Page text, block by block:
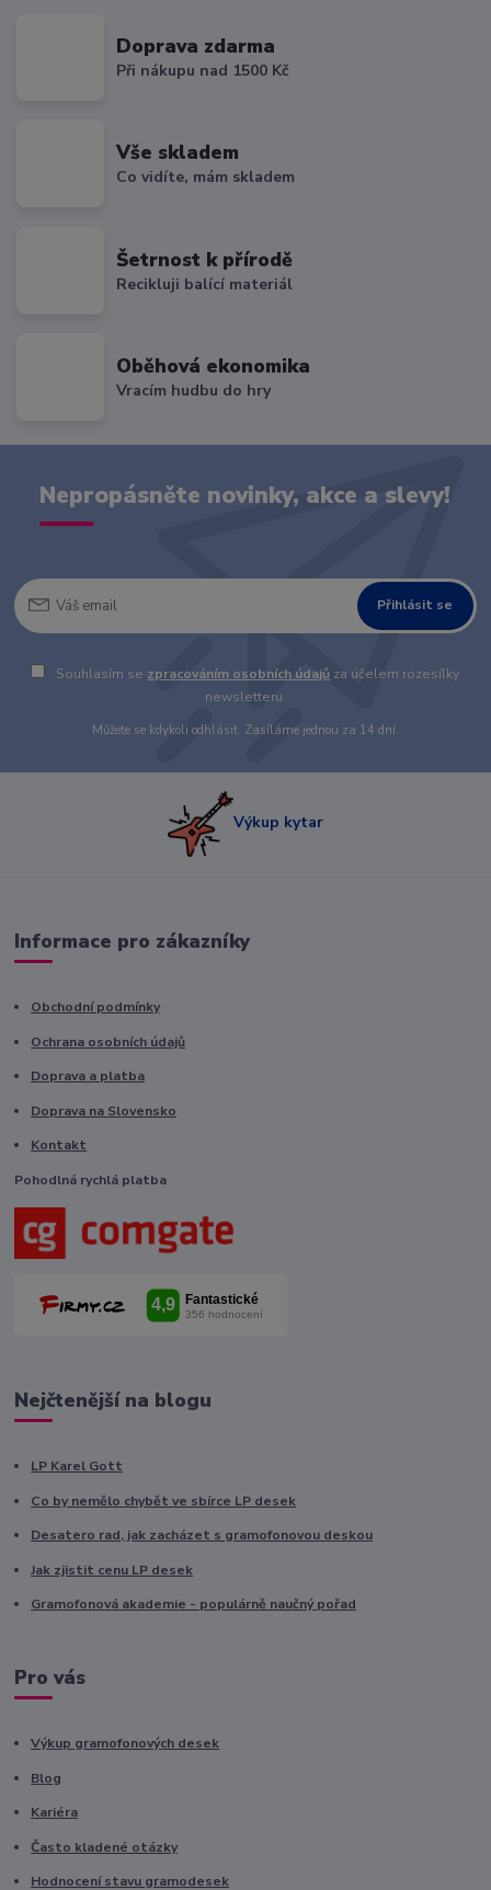
Doprava zdarma
Při nákupu nad 1500 Kč
Vše skladem
Co vidíte, mám skladem
Šetrnost k přírodě
Recikluji balící materiál
Oběhová ekonomika
Vracím hudbu do hry
Nepropásněte novinky, akce a slevy!
Přihlásit se
Souhlasím se zpracováním osobních údajů za účelem rozesílky
newsletteru.
Můžete se kdykoli odhlásit. Zasíláme jednou za 14 dní.
Výkup kytar
Informace pro zákazníky
Obchodní podmínky
Ochrana osobních údajů
Doprava a platba
Doprava na Slovensko
Kontakt
Pohodlná rychlá platba
Nejčtenější na blogu
LP Karel Gott
Co by nemělo chybět ve sbírce LP desek
Desatero rad, jak zacházet s gramofonovou deskou
Jak zjistit cenu LP desek
Gramofonová akademie - populárně naučný pořad
Pro vás
Výkup gramofonových desek
Blog
Kariéra
Často kladené otázky
Hodnocení stavu gramodesek